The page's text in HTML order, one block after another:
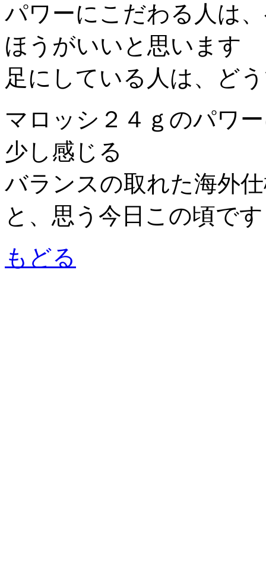
パワーにこだわる人は
ほうがいいと思います
足にしている人は、ど
マロッシ２４ｇのパワ
少し感じる
バランスの取れた海外
と、思う今日この頃です
もどる